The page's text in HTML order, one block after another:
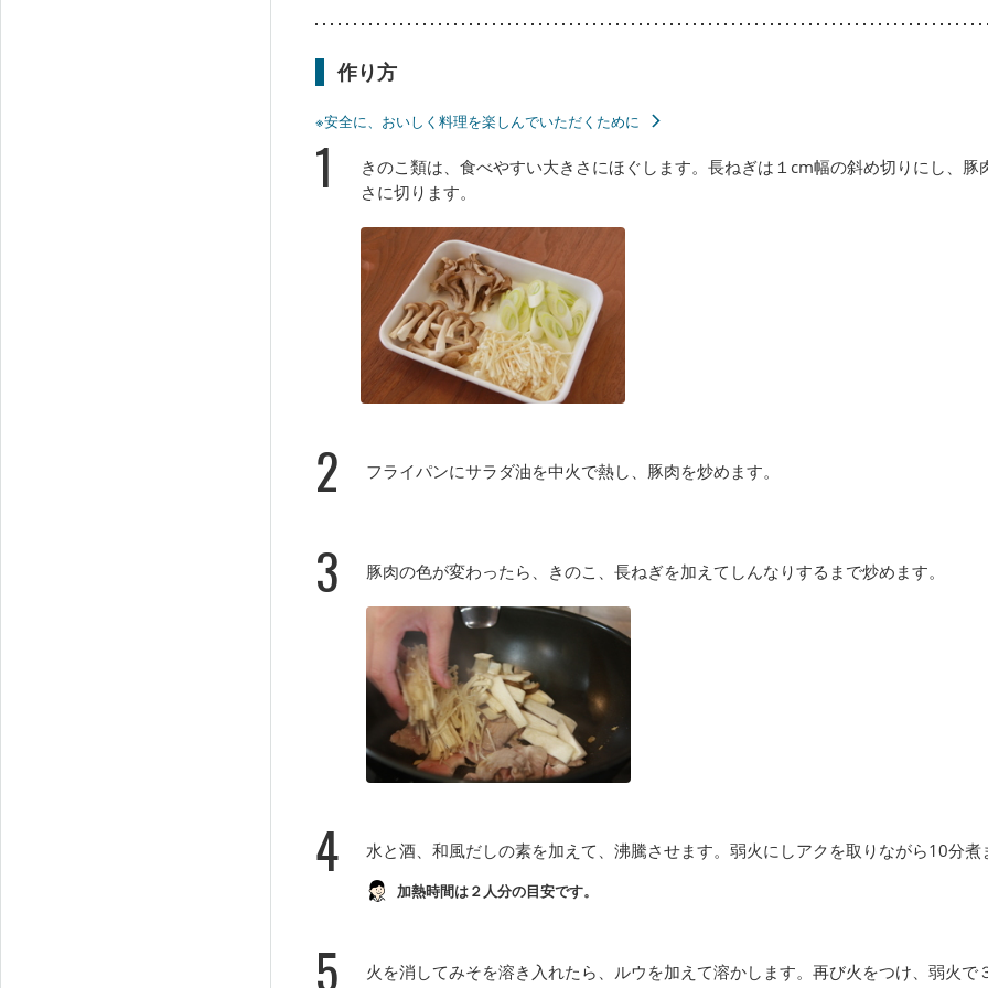
作り方
※安全に、おいしく料理を楽しんでいただくために
1
きのこ類は、食べやすい大きさにほぐします。長ねぎは１cm幅の斜め切りにし、豚
さに切ります。
2 フライパンにサラダ油を中火で熱し、豚肉を炒めます。
3 豚肉の色が変わったら、きのこ、長ねぎを加えてしんなりするまで炒めます。
4 水と酒、和風だしの素を加えて、沸騰させます。弱火にしアクを取りながら10分煮
加熱時間は２人分の目安です。
5
火を消してみそを溶き入れたら、ルウを加えて溶かします。再び火をつけ、弱火で